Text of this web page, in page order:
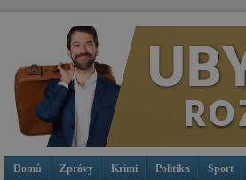
Domů Zprávy Krimi Politika Sport